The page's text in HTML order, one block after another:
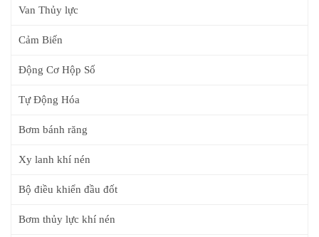
Van Thủy lực
Cảm Biến
Động Cơ Hộp Số
Tự Động Hóa
Bơm bánh răng
Xy lanh khí nén
Bộ điều khiển đầu đốt
Bơm thủy lực khí nén